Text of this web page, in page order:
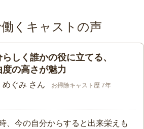
くキャストの声
らしく誰かの役に立てる、
度の高さが魅力
めぐみ さん お掃除キャスト歴 7年
、今の自分からすると出来栄えも